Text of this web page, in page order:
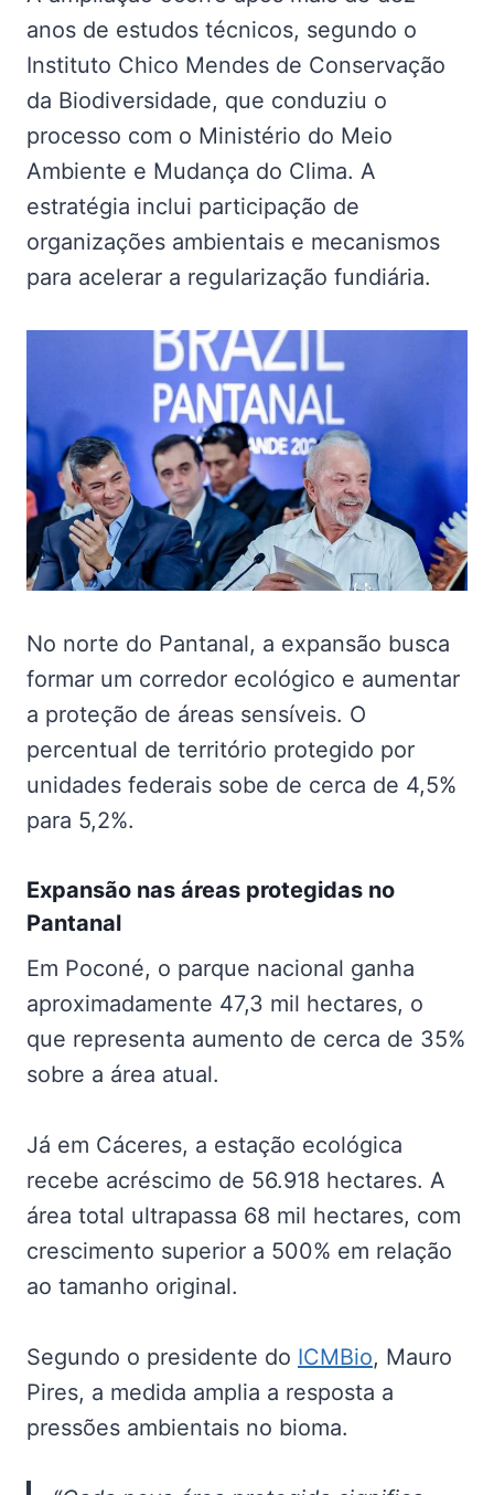
anos de estudos técnicos, segundo o
Instituto Chico Mendes de Conservação
da Biodiversidade, que conduziu o
processo com o Ministério do Meio
Ambiente e Mudança do Clima. A
estratégia inclui participação de
organizações ambientais e mecanismos
para acelerar a regularização fundiária.
No norte do Pantanal, a expansão busca
formar um corredor ecológico e aumentar
a proteção de áreas sensíveis. O
percentual de território protegido por
unidades federais sobe de cerca de 4,5%
para 5,2%.
Expansão nas áreas protegidas no
Pantanal
Em Poconé, o parque nacional ganha
aproximadamente 47,3 mil hectares, o
que representa aumento de cerca de 35%
sobre a área atual.
Já em Cáceres, a estação ecológica
recebe acréscimo de 56.918 hectares. A
área total ultrapassa 68 mil hectares, com
crescimento superior a 500% em relação
ao tamanho original.
Segundo o presidente do ICMBio, Mauro
Pires, a medida amplia a resposta a
pressões ambientais no bioma.